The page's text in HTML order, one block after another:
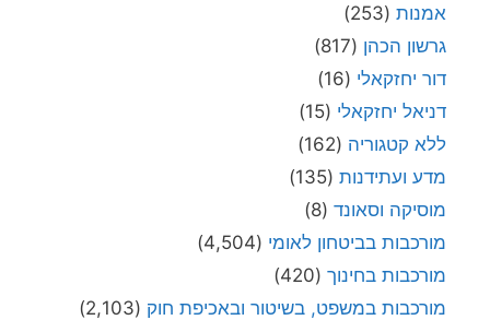
אמנות (253)
גרשון הכהן (817)
דור יחזקאלי (16)
דניאל יחזקאלי (15)
ללא קטגוריה (162)
מדע ועתידנות (135)
מוסיקה וסאונד (8)
מורכבות בביטחון לאומי (4,504)
מורכבות בחינוך (420)
מורכבות במשפט, בשיטור ובאכיפת חוק (2,103)